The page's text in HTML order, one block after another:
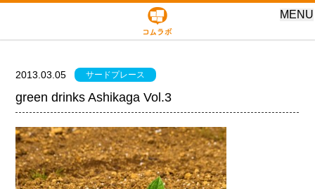
MENU
2013.03.05 サードプレース
green drinks Ashikaga Vol.3